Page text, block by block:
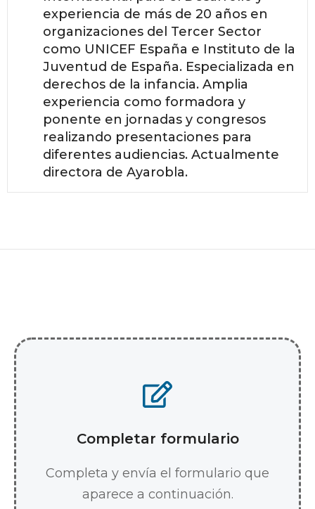
experiencia de más de 20 años en
organizaciones del Tercer Sector
como UNICEF España e Instituto de la
Juventud de España. Especializada en
derechos de la infancia. Amplia
experiencia como formadora y
ponente en jornadas y congresos
realizando presentaciones para
diferentes audiencias. Actualmente
directora de Ayarobla.
Completar formulario
Completa y envía el formulario que
aparece a continuación.